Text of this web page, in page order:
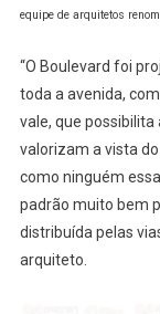
equipe de arquitetos
“O Boulevard foi
toda a avenida,
vale, que
valorizam a vista
como ninguém
padrão muito bem
distribuída pelas
arquiteto.